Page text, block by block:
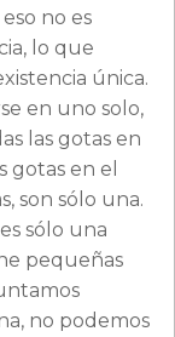
no es
lo que
única.
en uno solo,
las gotas en
gotas en el
son sólo una.
sólo una
pequeñas
no podemos